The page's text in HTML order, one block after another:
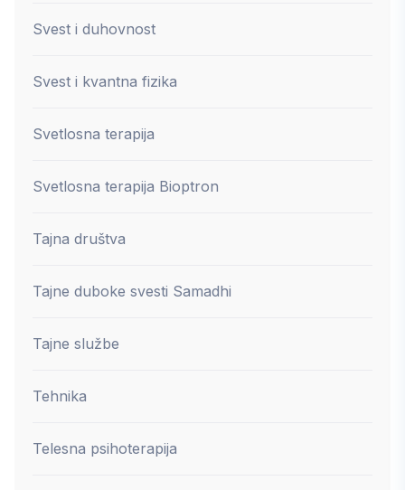
Svest i duhovnost
Svest i kvantna fizika
Svetlosna terapija
Svetlosna terapija Bioptron
Tajna društva
Tajne duboke svesti Samadhi
Tajne službe
Tehnika
Telesna psihoterapija